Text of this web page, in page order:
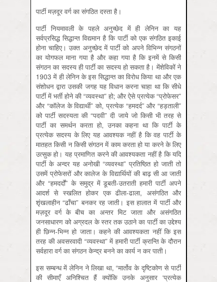
पार्टी मज़दूर वर्ग का संगठित दस्ता है।
पार्टी नियमावली के पहले अनुच्छेद में ही लेनिन का यह
सर्वप्रसिद्ध सिद्धान्त विद्यमान है कि पार्टी को एक संगठित इकाई
होना चाहिए। उक्त अनुच्छेद में पार्टी को अपने विभिन्न संगठनों
का योगफल माना गया है और कहा गया है कि इनमें से किसी
संगठन का सदस्य ही पार्टी का सदस्य हो सकता है। मेंशेविकों ने
1903 में ही लेनिन के इस सिद्धान्त का विरोध किया था और एक
संशोधन द्वारा उसकी जगह यह विधान करना चाहा था कि सीधे
पार्टी में भर्ती होने की “व्‍यवस्था” हो; और ऐसे प्रत्येक “प्रोफेसर”
और “कॉलेज के विद्यार्थी” को, प्रत्येक “हमदर्द” और “हड़ताली”
को पार्टी सदस्यता की “पदवी” दी जाये जो किसी भी तरह से
पार्टी का समर्थन करता हो, उनका कहना था कि पार्टी के
प्रत्येक सदस्य के लिए यह आवश्यक नहीं है कि वह पार्टी के
मातहत किसी न किसी संगठन में काम करता हो या करने के लिए
उत्सुक हो। यह प्रमाणित करने की आवश्यकता नहीं है कि यदि
पार्टी के अन्दर यह अनोखी “व्‍यवस्था” प्रतिष्ठित हो जाती तो
उसमें प्रोफेसरों और कालेज के विद्यार्थियों की बाढ़ सी आ जाती
और “हमदर्दों” के समुद्र में डूबती-उतराती हमारी पार्टी अपने
आदर्श से स्खलित होकर एक ढीला-ढाला, असंगठित और
शृंखलाहीन “ढाँचा” बनकर रह जाती। इस हालात में पार्टी और
मज़दूर वर्ग के बीच का अन्तर मिट जाता और असंगठित
जनसाधारण को अग्रदल के स्तर तक उठाने का पार्टी का उद्देश्य
ही छिन्न-भिन्न हो जाता। कहने की आवश्यकता नहीं कि इस
तरह की अवसरवादी “व्‍यवस्था” में हमारी पार्टी क्रान्ति के दौरान
सर्वहारा वर्ग का संगठन केन्द्र बनने का कार्य न कर पाती।
इस सम्बन्ध में लेनिन ने लिखा था, “मार्तोव के दृष्टिकोण से पार्टी
की सीमाएँ अनिश्चित हैं क्योंकि उनके अनुसार ‘प्रत्येक